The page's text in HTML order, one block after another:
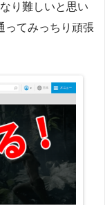
り難しいと思い
ってみっちり頑張